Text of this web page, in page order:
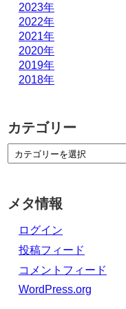
2023年
2022年
2021年
2020年
2019年
2018年
カテゴリー
メタ情報
ログイン
投稿フィード
コメントフィード
WordPress.org